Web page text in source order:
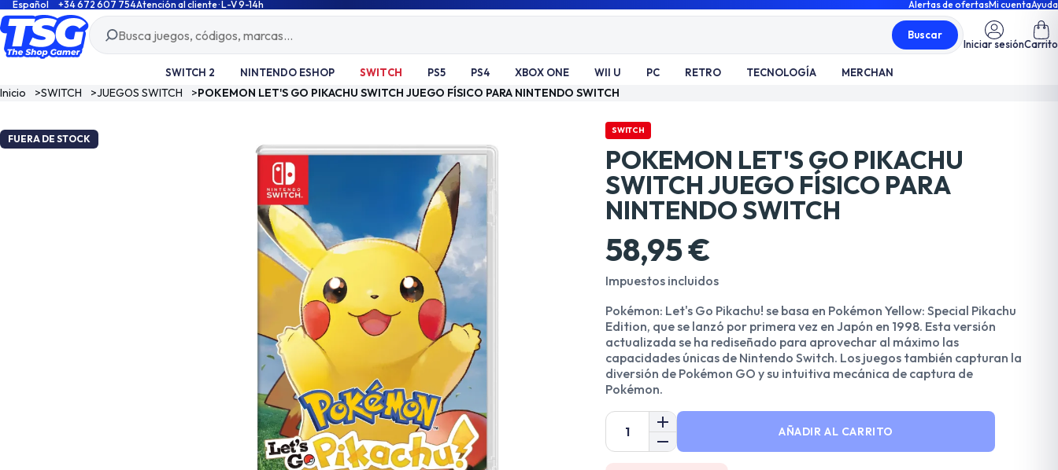
Español +34 672 607 754Atención al cliente · L-V 9-14h Alertas de ofertasMi cuentaAyuda
Buscar
Iniciar sesiónCarrito
SWITCH 2 NINTENDO ESHOP SWITCH PS5 PS4 XBOX ONE WII U PC RETRO TECNOLOGÍA MERCHAN
Inicio >SWITCH >JUEGOS SWITCH >POKEMON LET'S GO PIKACHU SWITCH JUEGO FÍSICO PARA NINTENDO SWITCH
FUERA DE STOCK
SWITCH
POKEMON LET'S GO PIKACHU
SWITCH JUEGO FÍSICO PARA
NINTENDO SWITCH
58,95 €
Impuestos incluidos
Pokémon: Let's Go Pikachu! se basa en Pokémon Yellow: Special Pikachu
Edition, que se lanzó por primera vez en Japón en 1998. Esta versión
actualizada se ha rediseñado para aprovechar al máximo las
capacidades únicas de Nintendo Switch. Los juegos también capturan la
diversión de Pokémon GO y su intuitiva mecánica de captura de
Pokémon.
AÑADIR AL CARRITO